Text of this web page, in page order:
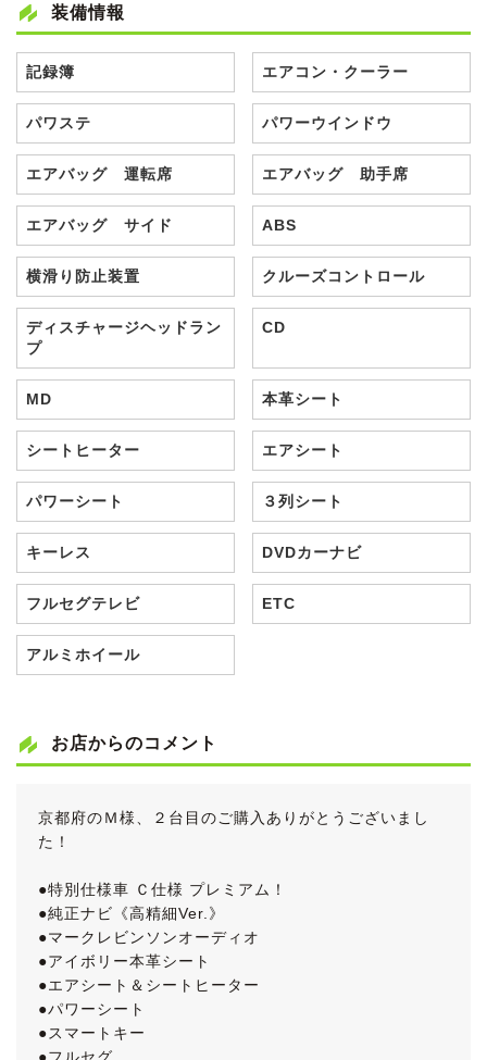
装備情報
記録簿 エアコン・クーラー
パワステ パワーウインドウ
エアバッグ 運転席 エアバッグ 助手席
エアバッグ サイド ABS
横滑り防止装置 クルーズコントロール
ディスチャージヘッドラン
プ
CD
MD 本革シート
シートヒーター エアシート
パワーシート ３列シート
キーレス DVDカーナビ
フルセグテレビ ETC
アルミホイール
お店からのコメント
京都府のＭ様、２台目のご購入ありがとうございまし
た！
●特別仕様車 Ｃ仕様 プレミアム！
●純正ナビ《高精細Ver.》
●マークレビンソンオーディオ
●アイボリー本革シート
●エアシート＆シートヒーター
●パワーシート
●スマートキー